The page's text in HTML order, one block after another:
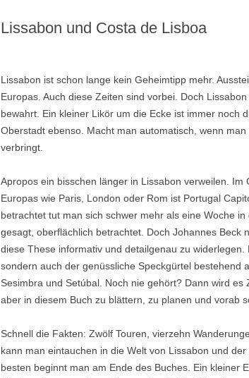
Lissabon und Costa de Lisboa
Lissabon ist schon lange kein Geheimtipp mehr.
Europas. Auch diese Zeiten sind vorbei. Doch
bewahrt. Ein kleiner Likör um die Ecke ist immer noch
Oberstadt ebenso. Macht man automatisch, wenn
verbringt.
Apropos ein bisschen länger in Lissabon verweilen.
Europas wie Paris, London oder Rom ist Portugal
betrachtet tut man sich schwer mehr als eine Woche
gesagt, oberflächlich betrachtet. Doch Johannes Beck
diese These informativ und detailgenau zu widerlegen.
sondern auch der genüssliche Speckgürtel bestehend
Sesimbra und Setúbal. Noch nie gehört? Dann wird
aber in diesem Buch zu blättern, zu planen und vorab
Schnell die Fakten: Zwölf Touren, vierzehn
kann man eintauchen in die Welt von Lissabon und
besten beginnt man am Ende des Buches. Ein kleiner